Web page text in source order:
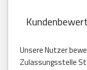
Unsere Nutzer
Zulassungsstelle